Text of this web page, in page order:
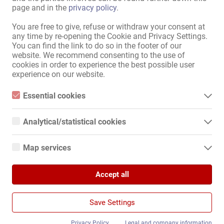
page and in the privacy policy.
You are free to give, refuse or withdraw your consent at
any time by re-opening the Cookie and Privacy Settings.
You can find the link to do so in the footer of our
website. We recommend consenting to the use of
cookies in order to experience the best possible user
experience on our website.
Essential cookies
Essential cookies are all cookies necessary for the operation of
function properly without these cookies.
Analytical/statistical cookies
Analytical or statistical cookies are cookies that are used to
They help website owners understand how visitors interact with
We use Google Analytics, which sets third-party cookies. More
details about Google Analytics and the cookies used can be
found at the following link and in the privacy policy.
https://developers.google.com/analytics/devguides/collection/a
Map services
When you use Google Maps on our website, information about
your use of this site and your IP address may be transmitted to
and stored on a server in the United States.
Save Settings
Accept all
30.07.
Chemnitz
Geschäftsübernahme
Privat-Haus
Suche Häuser, Appartements &
Wohnungen zur gewerblichen
Nutzung